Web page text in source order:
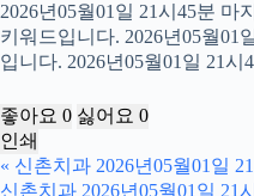
2026년05월01일 21시45분
키워드입니다. 2026년05월
입니다. 2026년05월01일 21
좋아요 0 싫어요 0
인쇄
« 신촌치과 2026년05월01일
신촌치과 2026년05월01일 21